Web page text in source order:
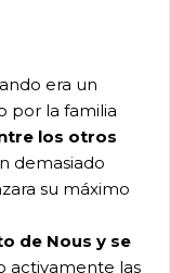
era un
por la familia
los otros
demasiado
su máximo
de Nous y se
activamente las